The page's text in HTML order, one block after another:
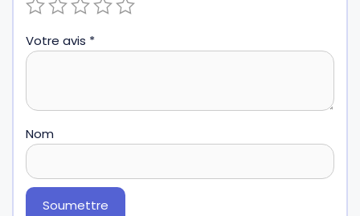
Votre avis *
Nom